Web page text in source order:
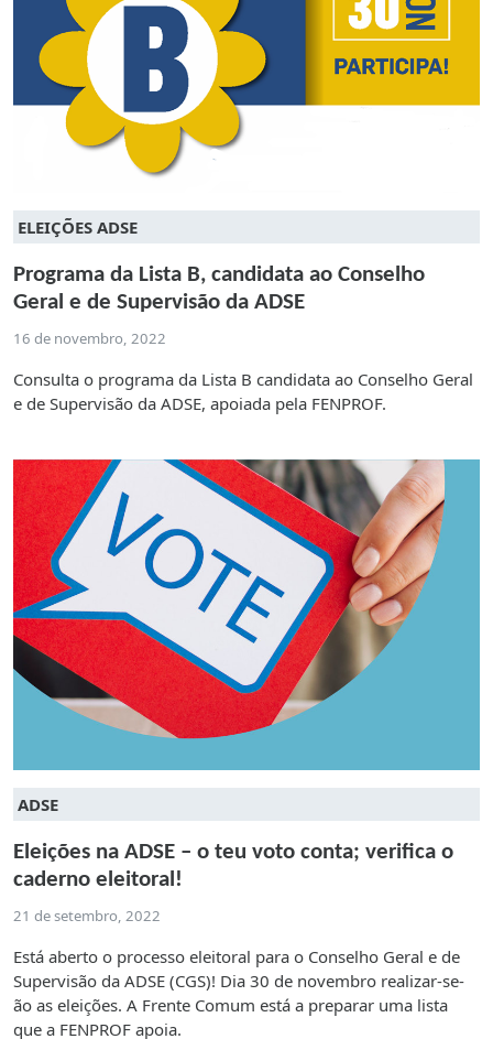
ELEIÇÕES ADSE
Programa da Lista B, candidata ao Conselho
Geral e de Supervisão da ADSE
16 de novembro, 2022
Consulta o programa da Lista B candidata ao Conselho Geral
e de Supervisão da ADSE, apoiada pela FENPROF.
ADSE
Eleições na ADSE – o teu voto conta; verifica o
caderno eleitoral!
21 de setembro, 2022
Está aberto o processo eleitoral para o Conselho Geral e de
Supervisão da ADSE (CGS)! Dia 30 de novembro realizar-se-
ão as eleições. A Frente Comum está a preparar uma lista
que a FENPROF apoia.